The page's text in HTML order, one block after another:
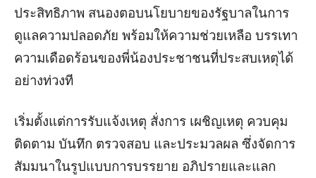
ประสิทธิภาพ สนองตอบนโยบายของรัฐบาลในการ
ดูแลความปลอดภัย พร้อมให้ความช่วยเหลือ บรรเทา
ความเดือดร้อนของพี่น้องประชาชนที่ประสบเหตุได้
อย่างท่วงที
เริ่มตั้งแต่การรับแจ้งเหตุ สั่งการ เผชิญเหตุ ควบคุม
ติดตาม บันทึก ตรวจสอบ และประมวลผล ซึ่งจัดการ
สัมมนาในรูปแบบการบรรยาย อภิปรายและแลก